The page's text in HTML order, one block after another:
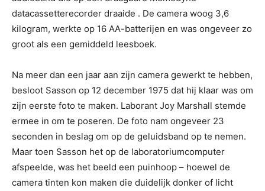
datacassetterecorder draaide . De camera woog 3,6
kilogram, werkte op 16 AA-batterijen en was ongeveer zo
groot als een gemiddeld leesboek.
Na meer dan een jaar aan zijn camera gewerkt te hebben,
besloot Sasson op 12 december 1975 dat hij klaar was om
zijn eerste foto te maken. Laborant Joy Marshall stemde
ermee in om te poseren. De foto nam ongeveer 23
seconden in beslag om op de geluidsband op te nemen.
Maar toen Sasson het op de laboratoriumcomputer
afspeelde, was het beeld een puinhoop – hoewel de
camera tinten kon maken die duidelijk donker of licht